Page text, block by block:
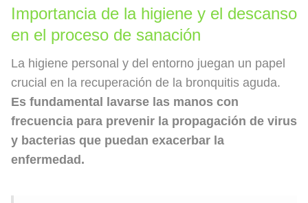
Importancia de la higiene y el descanso
en el proceso de sanación
La higiene personal y del entorno juegan un papel
crucial en la recuperación de la bronquitis aguda.
Es fundamental lavarse las manos con
frecuencia para prevenir la propagación de virus
y bacterias que puedan exacerbar la
enfermedad.